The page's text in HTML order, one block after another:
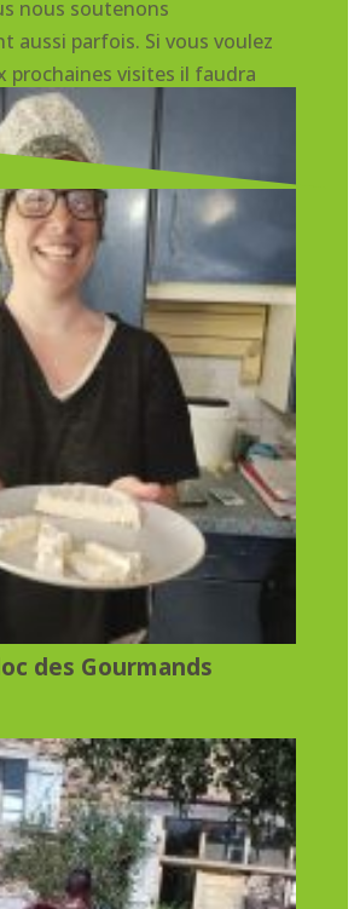
nous soutenons
aussi parfois. Si vous voulez
prochaines visites il faudra
et surveiller l’agenda des
lettre hebdomadaire. Vous
contacter le groupe Appro.
des Gourmands